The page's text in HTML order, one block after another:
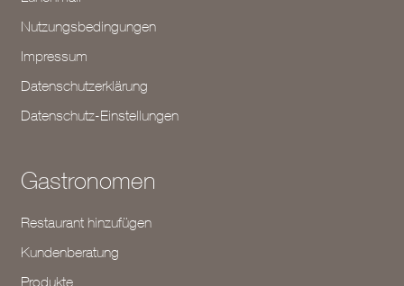
Nutzungsbedingungen
Impressum
Datenschutzerklärung
Datenschutz-Einstellungen
Gastronomen
Restaurant hinzufügen
Kundenberatung
Produkte